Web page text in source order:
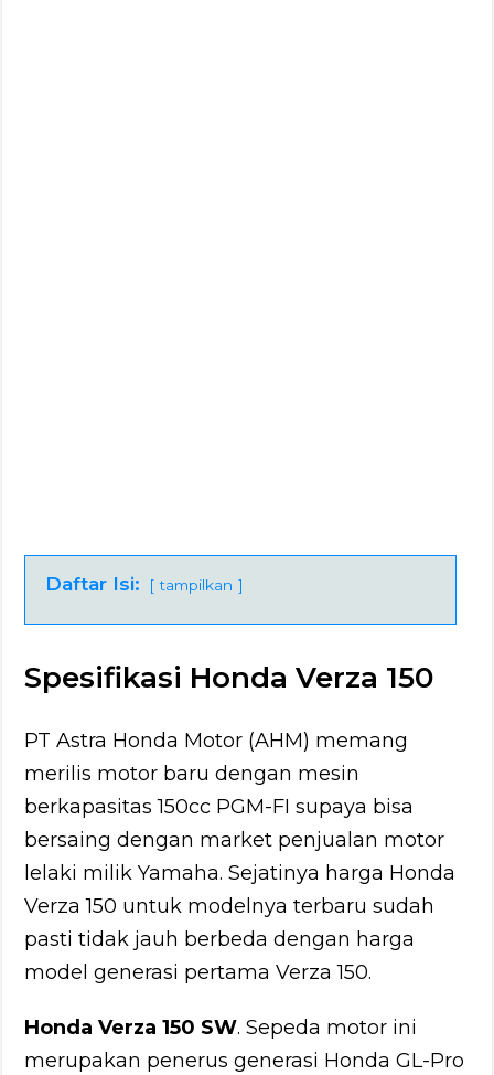
Daftar Isi: tampilkan
Spesifikasi Honda Verza 150
PT Astra Honda Motor (AHM) memang
merilis motor baru dengan mesin
berkapasitas 150cc PGM-FI supaya bisa
bersaing dengan market penjualan motor
lelaki milik Yamaha. Sejatinya harga Honda
Verza 150 untuk modelnya terbaru sudah
pasti tidak jauh berbeda dengan harga
model generasi pertama Verza 150.
Honda Verza 150 SW. Sepeda motor ini
merupakan penerus generasi Honda GL-Pro